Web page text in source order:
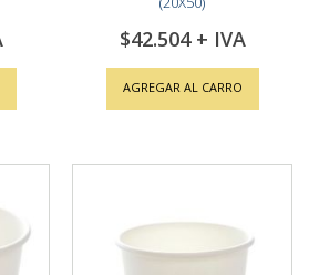
$42.504
AGREGAR AL CARRO